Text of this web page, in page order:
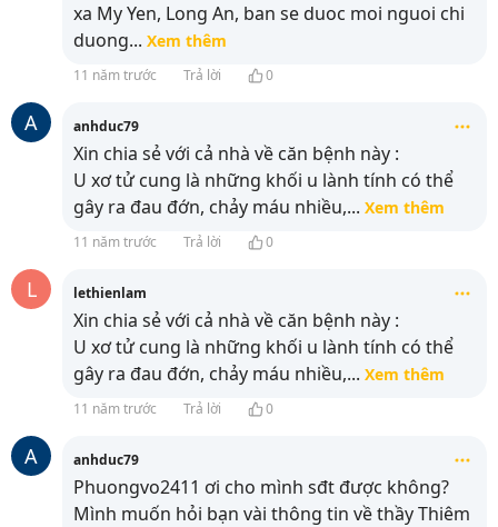
xa My Yen, Long An, ban se duoc moi nguoi chi
duong... Xem thêm
11 năm trước Trả lời 0
A anhduc79
Xin chia sẻ với cả nhà về căn bệnh này :
U xơ tử cung là những khối u lành tính có thể
gây ra đau đớn, chảy máu nhiều,... Xem thêm
11 năm trước Trả lời 0
L lethienlam
Xin chia sẻ với cả nhà về căn bệnh này :
U xơ tử cung là những khối u lành tính có thể
gây ra đau đớn, chảy máu nhiều,... Xem thêm
11 năm trước Trả lời 0
A anhduc79
Phuongvo2411 ơi cho mình sđt được không?
Mình muốn hỏi bạn vài thông tin về thầy Thiêm